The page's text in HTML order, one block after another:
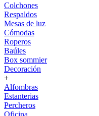
Colchones
Respaldos
Mesas de luz
Cómodas
Roperos
Baúles
Box sommier
Decoración
+
Alfombras
Estanterias
Percheros
Oficina